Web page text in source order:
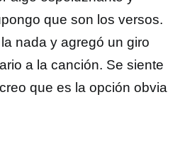
que son los versos.
nada y agregó un giro
a la canción. Se siente
que es la opción obvia